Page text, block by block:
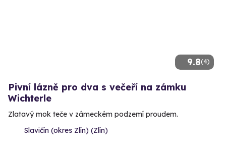
9.8(4)
Pivní lázně pro dva s večeří na zámku
Wichterle
Zlatavý mok teče v zámeckém podzemí proudem.
Slavičín (okres Zlín) (Zlín)